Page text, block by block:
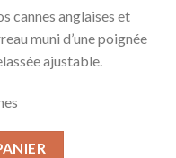
cannes anglaises et
muni d’une poignée
ajustable.